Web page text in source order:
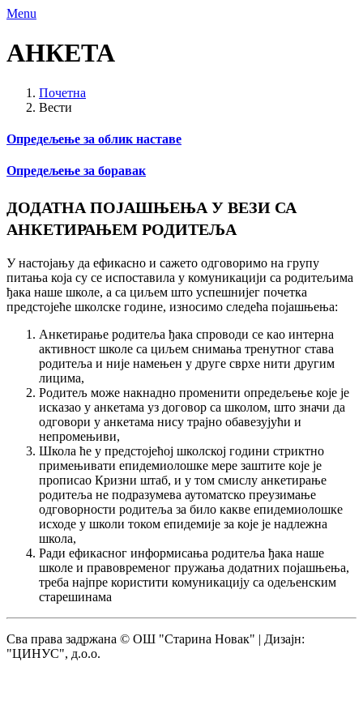
Menu
АНКЕТА
Почетна
Вести
Опредељење за облик наставе
Опредељење за боравак
ДОДАТНА ПОЈАШЊЕЊА У ВЕЗИ СА
АНКЕТИРАЊЕМ РОДИТЕЉА
У настојању да ефикасно и сажето одговоримо на групу
питања која су се испоставила у комуникацији са родитељима
ђака наше школе, а са циљем што успешнијег почетка
предстојеће школске године, износимо следећа појашњења:
Анкетирање родитеља ђака спроводи се као интерна
активност школе са циљем снимања тренутног става
родитеља и није намењен у друге сврхе нити другим
лицима,
Родитељ може накнадно променити опредељење које је
исказао у анкетама уз договор са школом, што значи да
одговори у анкетама нису трајно обавезујући и
непромењиви,
Школа ће у предстојећој школској години стриктно
примењивати епидемиолошке мере заштите које је
прописао Кризни штаб, и у том смислу анкетирање
родитеља не подразумева аутоматско преузимање
одговорности родитеља за било какве епидемиолошке
исходе у школи током епидемије за које је надлежна
школа,
Ради ефикасног информисања родитеља ђака наше
школе и правовременог пружања додатних појашњења,
треба најпре користити комуникацију са одељенским
старешинама
Сва права задржана © ОШ "Старина Новак" | Дизајн:
"ЦИНУС", д.о.о.